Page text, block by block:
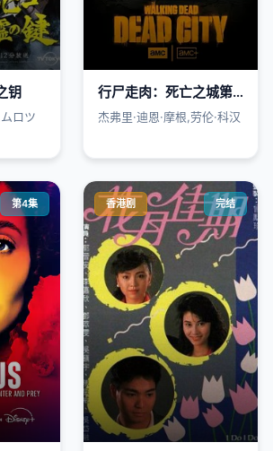
钥
ロツ
行尸走肉：死亡之城第三季
杰弗里·迪恩·摩根,劳伦·科汉
第4集 香港剧 完结